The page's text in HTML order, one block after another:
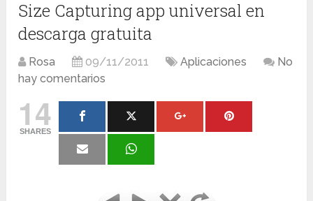
Size Capturing app universal en
descarga gratuita
Rosa 09/11/2011 Aplicaciones
No
hay comentarios
14
SHARES